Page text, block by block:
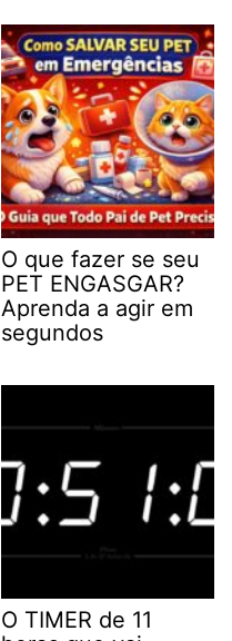
O que fazer se seu
PET ENGASGAR?
Aprenda a agir em
segundos
O TIMER de 11